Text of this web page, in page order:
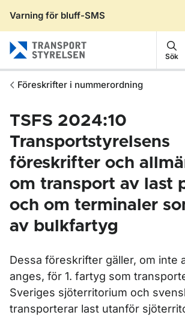
Varning för bluff-SMS
Sök
Föreskrifter i nummerordning
TSFS 2024:10
Transportstyrelsens
föreskrifter och
om transport av last
och om terminaler
av bulkfartyg
Dessa föreskrifter gäller, om inte
anges, för 1. fartyg som
Sveriges sjöterritorium och
transporterar last utanför